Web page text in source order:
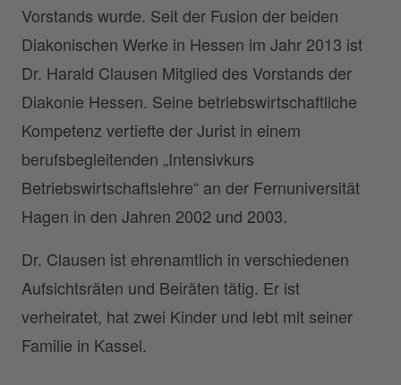
Vorstands wurde. Seit der Fusion der beiden
Diakonischen Werke in Hessen im Jahr 2013 ist
Dr. Harald Clausen Mitglied des Vorstands der
Diakonie Hessen. Seine betriebswirtschaftliche
Kompetenz vertiefte der Jurist in einem
berufsbegleitenden „Intensivkurs
Betriebswirtschaftslehre“ an der Fernuniversität
Hagen in den Jahren 2002 und 2003.
Dr. Clausen ist ehrenamtlich in verschiedenen
Aufsichtsräten und Beiräten tätig. Er ist
verheiratet, hat zwei Kinder und lebt mit seiner
Familie in Kassel.